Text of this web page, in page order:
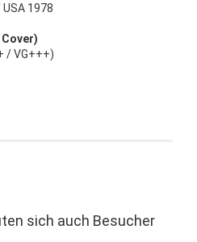
1978
/ VG+++)
sich auch Besucher